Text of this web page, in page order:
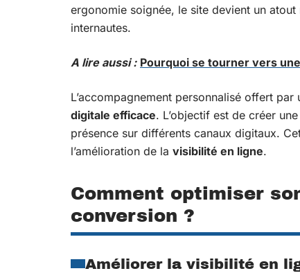
ergonomie soignée, le site devient un
internautes.
A lire aussi : Pourquoi se tourner vers
L’accompagnement personnalisé offert par
digitale efficace. L’objectif est de créer
présence sur différents canaux digitaux.
l’amélioration de la visibilité en ligne.
Comment optimiser
conversion ?
Améliorer la visibilité en